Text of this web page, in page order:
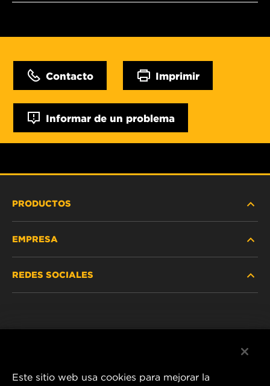
Contacto Imprimir
Informar de un problema
PRODUCTOS
VEHÍCULOS LIVIANOS Y COMERCIALES
EMPRESA
REDES SOCIALES
Este sitio web usa cookies para mejorar la